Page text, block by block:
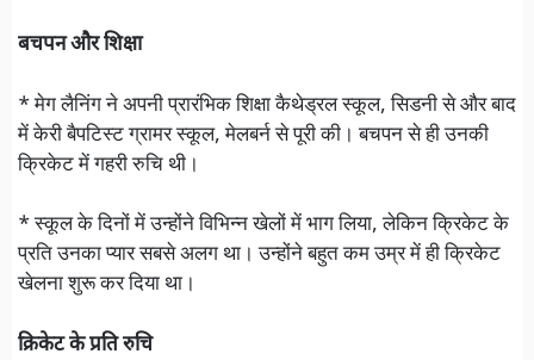
बचपन और शिक्षा
* मेग लैनिंग ने अपनी प्रारंभिक शिक्षा कैथेड्रल स्कूल, सिडनी से और बाद
में केरी बैपटिस्ट ग्रामर स्कूल, मेलबर्न से पूरी की। बचपन से ही उनकी
क्रिकेट में गहरी रुचि थी।
* स्कूल के दिनों में उन्होंने विभिन्न खेलों में भाग लिया, लेकिन क्रिकेट के
प्रति उनका प्यार सबसे अलग था। उन्होंने बहुत कम उम्र में ही क्रिकेट
खेलना शुरू कर दिया था।
क्रिकेट के प्रति रुचि